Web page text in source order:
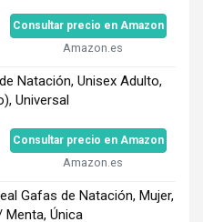
Consultar precio en Amazon
Amazon.es
Natación, Unisex Adulto,
Universal
Consultar precio en Amazon
Amazon.es
Gafas de Natación, Mujer,
Menta, Única